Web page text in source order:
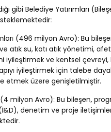
gibi Belediye Yatırımları
(496 milyon Avro): Bu
atık su, katı atık yönetimi,
iyileştirmek ve kentsel
iyileştirmek için talebe
etmek üzere genişletilmiştir.
milyon Avro): Bu bileşen,
denetim ve proje